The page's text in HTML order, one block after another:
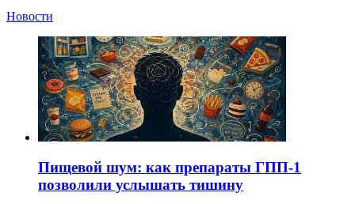
Новости
Пищевой шум: как препараты ГПП-1
позволили услышать тишину